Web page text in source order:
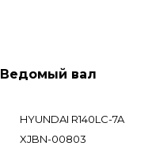
Ведомый вал
HYUNDAI R140LC-7A
XJBN-00803